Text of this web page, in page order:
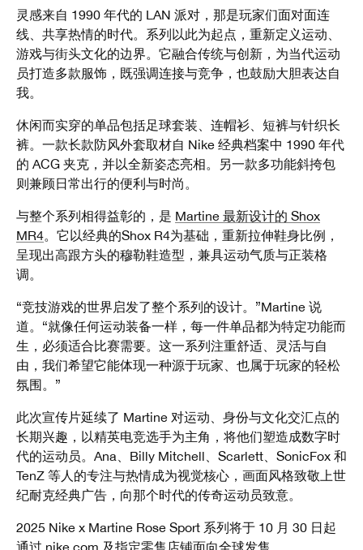
灵感来自 1990 年代的 LAN 派对，那是玩家们面对面连
线、共享热情的时代。系列以此为起点，重新定义运动、
游戏与街头文化的边界。它融合传统与创新，为当代运动
员打造多款服饰，既强调连接与竞争，也鼓励大胆表达自
我。
休闲而实穿的单品包括足球套装、连帽衫、短裤与针织长
裤。一款长款防风外套取材自 Nike 经典档案中 1990 年代
的 ACG 夹克，并以全新姿态亮相。另一款多功能斜挎包
则兼顾日常出行的便利与时尚。
与整个系列相得益彰的，是 Martine 最新设计的 Shox
MR4。它以经典的Shox R4为基础，重新拉伸鞋身比例，
呈现出高跟方头的穆勒鞋造型，兼具运动气质与正装格
调。
“竞技游戏的世界启发了整个系列的设计。”Martine 说
道。“就像任何运动装备一样，每一件单品都为特定功能而
生，必须适合比赛需要。这一系列注重舒适、灵活与自
由，我们希望它能体现一种源于玩家、也属于玩家的轻松
氛围。”
此次宣传片延续了 Martine 对运动、身份与文化交汇点的
长期兴趣，以精英电竞选手为主角，将他们塑造成数字时
代的运动员。Ana、Billy Mitchell、Scarlett、SonicFox 和
TenZ 等人的专注与热情成为视觉核心，画面风格致敬上世
纪耐克经典广告，向那个时代的传奇运动员致意。
2025 Nike x Martine Rose Sport 系列将于 10 月 30 日起
通过 nike.com 及指定零售店铺面向全球发售。